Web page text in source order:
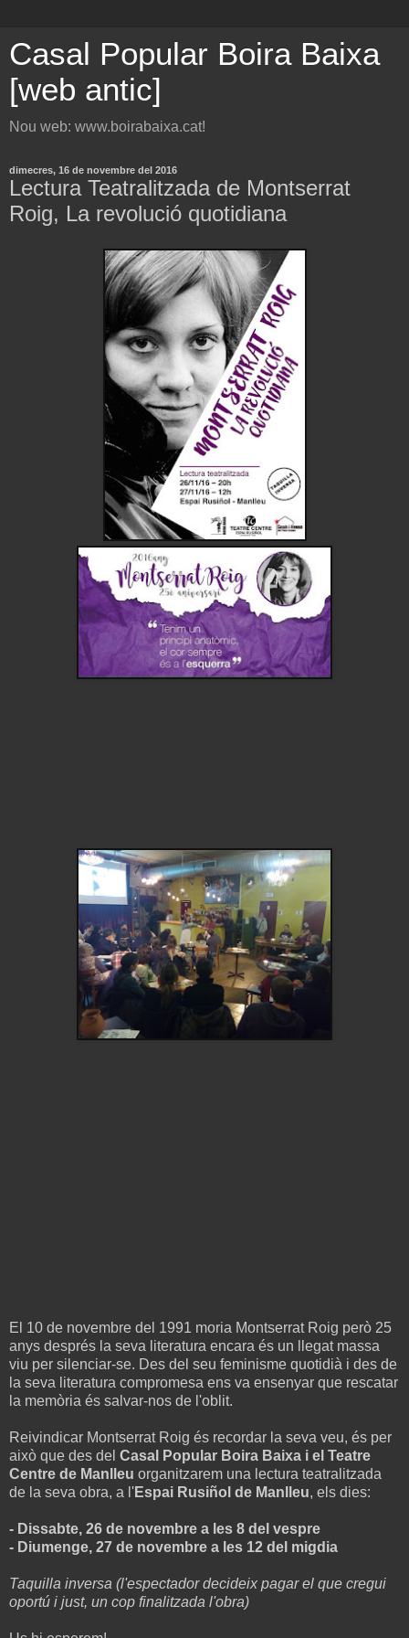
Casal Popular Boira Baixa
[web antic]
Nou web: www.boirabaixa.cat!
dimecres, 16 de novembre del 2016
Lectura Teatralitzada de Montserrat
Roig, La revolució quotidiana
El 10 de novembre del 1991 moria Montserrat Roig però 25
anys després la seva literatura encara és un llegat massa
viu per silenciar-se. Des del seu feminisme quotidià i des de
la seva literatura compromesa ens va ensenyar que rescatar
la memòria és salvar-nos de l'oblit.
Reivindicar Montserrat Roig és recordar la seva veu, és per
això que des del Casal Popular Boira Baixa i el Teatre
Centre de Manlleu organitzarem una lectura teatralitzada
de la seva obra, a l'Espai Rusiñol de Manlleu, els dies:
- Dissabte, 26 de novembre a les 8 del vespre
- Diumenge, 27 de novembre a les 12 del migdia
Taquilla inversa (l'espectador decideix pagar el que cregui
oportú i just, un cop finalitzada l'obra)